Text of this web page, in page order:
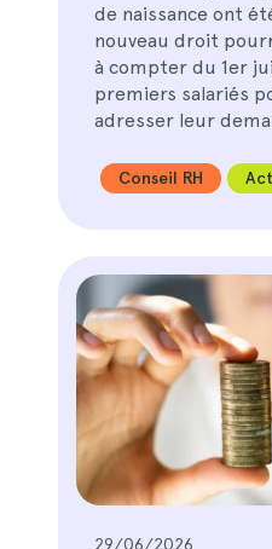
de naissance ont
nouveau droit
à compter du 1er
premiers salariés
adresser leur
Conseil RH
29/06/2026